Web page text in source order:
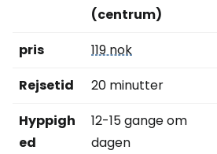
(centrum)
pris 119 nok
Rejsetid
20 minutter
Hyppigh
ed
12-15 gange om
dagen